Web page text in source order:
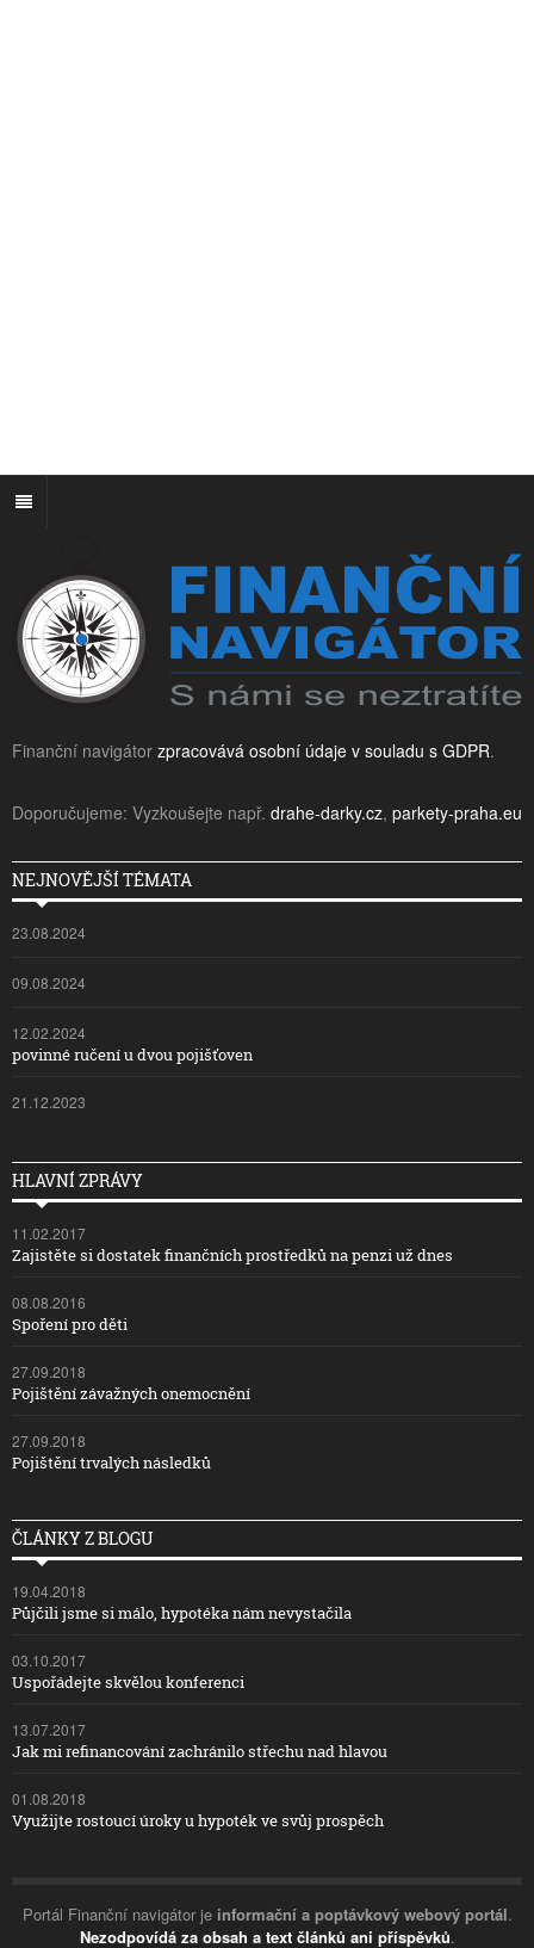
Finanční navigátor zpracovává osobní údaje v souladu s GDPR.
Doporučujeme: Vyzkoušejte např. drahe-darky.cz, parkety-praha.eu
NEJNOVĚJŠÍ TÉMATA
23.08.2024
09.08.2024
12.02.2024
povinné ručení u dvou pojišťoven
21.12.2023
HLAVNÍ ZPRÁVY
11.02.2017
Zajistěte si dostatek finančních prostředků na penzi už dnes
08.08.2016
Spoření pro děti
27.09.2018
Pojištění závažných onemocnění
27.09.2018
Pojištění trvalých následků
ČLÁNKY Z BLOGU
19.04.2018
Půjčili jsme si málo, hypotéka nám nevystačila
03.10.2017
Uspořádejte skvělou konferenci
13.07.2017
Jak mi refinancování zachránilo střechu nad hlavou
01.08.2018
Využijte rostoucí úroky u hypoték ve svůj prospěch
Portál Finanční navigátor je informační a poptávkový webový portál.
Nezodpovídá za obsah a text článků ani příspěvků.